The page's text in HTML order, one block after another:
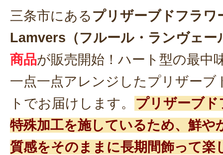
三条市にある プリザーブドフラワ
Lamvers（フルール・ランヴェー
商品が販売開始！ハート型の最中
一点一点アレンジしたプリザーブ
トでお届けします。
プリザーブ
特殊加工を施しているため、鮮や
質感をそのままに長期間飾って楽